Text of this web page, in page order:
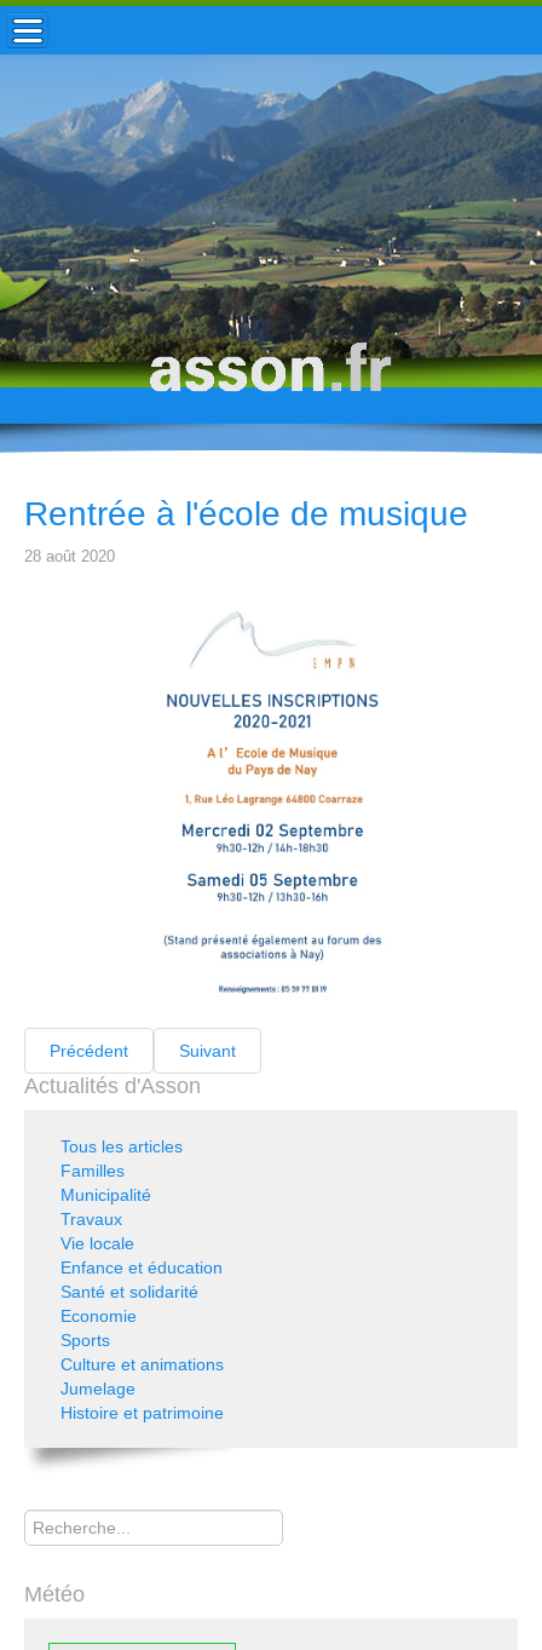
ACCUEIL / INFOS
MUNICIPALITÉ
VIE LOCALE
ENFANCE
TOURISME
HISTOIRE
Rentrée à l'école de musique
28 août 2020
Précédent Suivant
Actualités d'Asson
Tous les articles
Familles
Municipalité
Travaux
Vie locale
Enfance et éducation
Santé et solidarité
Economie
Sports
Culture et animations
Jumelage
Histoire et patrimoine
Rechercher
Météo